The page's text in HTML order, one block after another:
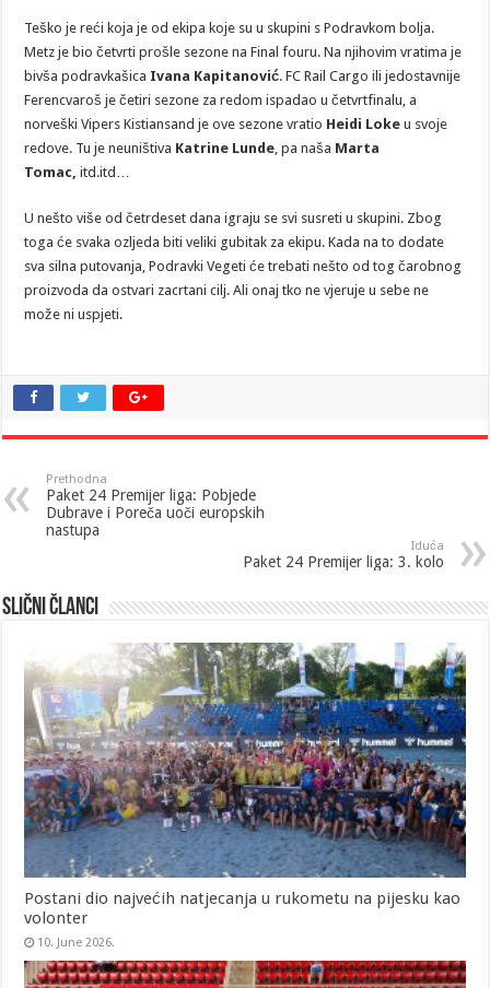
Teško je reći koja je od ekipa koje su u skupini s Podravkom bolja.
Metz je bio četvrti prošle sezone na Final fouru. Na njihovim vratima je
bivša podravkašica Ivana Kapitanović. FC Rail Cargo ili jedostavnije
Ferencvaroš je četiri sezone za redom ispadao u četvrtfinalu, a
norveški Vipers Kistiansand je ove sezone vratio Heidi Lokeu svoje
redove. Tu je neuništiva Katrine Lunde, pa naša Marta
Tomac,itd.itd…
U nešto više od četrdeset dana igraju se svi susreti u skupini. Zbog
toga će svaka ozljeda biti veliki gubitak za ekipu. Kada na to dodate
sva silna putovanja, Podravki Vegeti će trebati nešto od tog čarobnog
proizvoda da ostvari zacrtani cilj. Ali onaj tko ne vjeruje u sebe ne
može ni uspjeti.
Prethodna
Paket 24 Premijer liga: Pobjede
Dubrave i Poreča uoči europskih
nastupa
Iduća
Paket 24 Premijer liga: 3. kolo
Slični članci
Postani dio najvećih natjecanja u rukometu na pijesku kao
volonter
10. June 2026.